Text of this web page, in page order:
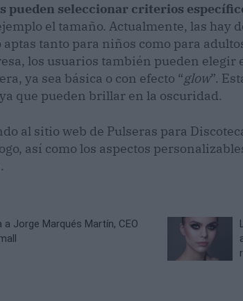
pueden seleccionar criterios
el tamaño. Actualmente, las hay
tanto para niños como para
los usuarios también pueden elegir
ya sea básica o con efecto “glow”.
que pueden brillar en la oscuridad.
al sitio web de Pulseras para
así como los aspectos
a Jorge Marqués Martín, CEO